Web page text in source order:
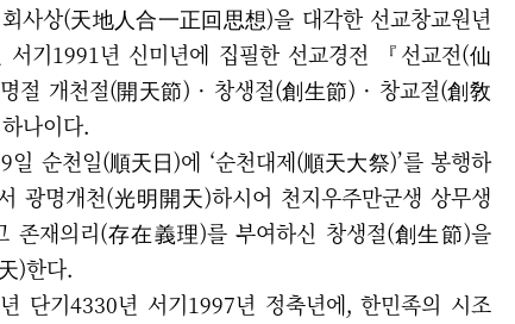
사상(天地人合一正回思想)을 대각한 선교창교원년
기1991년 신미년에 집필한 선교경전 『선교전(仙
절 개천절(開天節) · 창생절(創生節) · 창교절(創敎
나이다.
일 순천일(順天日)에 ‘순천대제(順天大祭)’를 봉행하
광명개천(光明開天)하시어 천지우주만군생 상무생
존재의리(存在義理)를 부여하신 창생절(創生節)을
)한다.
단기4330년 서기1997년 정축년에, 한민족의 시조